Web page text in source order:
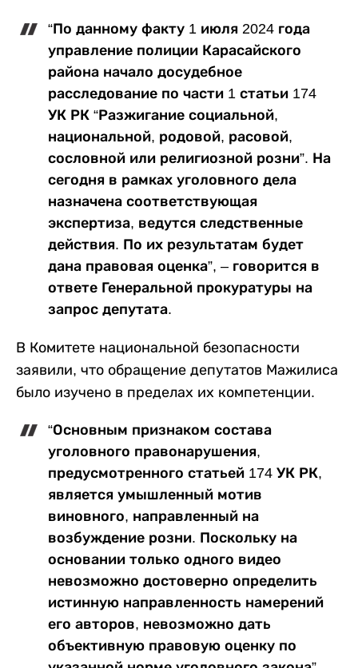
“По данному факту 1 июля 2024 года
управление полиции Карасайского
района начало досудебное
расследование по части 1 статьи 174
УК РК “Разжигание социальной,
национальной, родовой, расовой,
сословной или религиозной розни”. На
сегодня в рамках уголовного дела
назначена соответствующая
экспертиза, ведутся следственные
действия. По их результатам будет
дана правовая оценка”, – говорится в
ответе Генеральной прокуратуры на
запрос депутата.
В Комитете национальной безопасности
заявили, что обращение депутатов Мажилиса
было изучено в пределах их компетенции.
“Основным признаком состава
уголовного правонарушения,
предусмотренного статьей 174 УК РК,
является умышленный мотив
виновного, направленный на
возбуждение розни. Поскольку на
основании только одного видео
невозможно достоверно определить
истинную направленность намерений
его авторов, невозможно дать
объективную правовую оценку по